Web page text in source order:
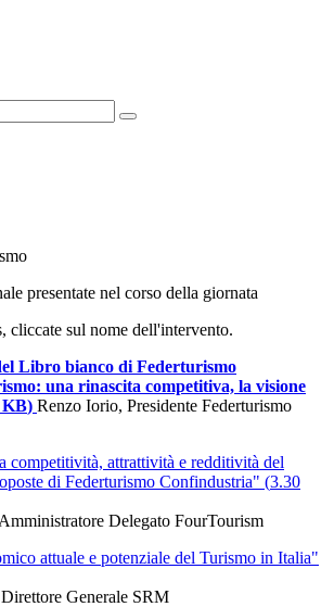
presentate nel corso della giornata
cliccate sul nome dell'intervento.
Libro bianco di Federturismo
una rinascita competitiva, la visione
KB) Renzo Iorio, Presidente Federturismo
competitività, attrattività e redditività del
di Federturismo Confindustria" (3.30
Delegato FourTourism
attuale e potenziale del Turismo in Italia"
Generale SRM